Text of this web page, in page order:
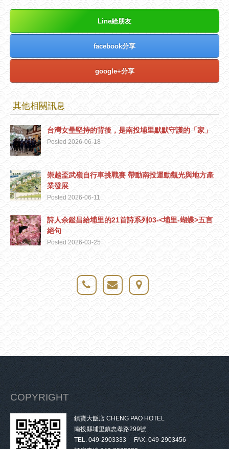
Line給朋友
facebook分享
google+分享
其他相關訊息
台灣女壘堅持的背後，是南投埔里默默守護的「家」
Posted 2026-06-18
崇越盃武嶺自行車挑戰賽 帶動南投運動觀光與地方產
業發展
Posted 2026-06-11
詩人余鑑昌給埔里的21首詩系列03-<埔里-蝴蝶>五言
絕句
Posted 2026-03-25
COPYRIGHT
鎮寶大飯店 CHENG PAO HOTEL
南投縣埔里鎮忠孝路299號
TEL. 049-2903333 FAX. 049-2903456